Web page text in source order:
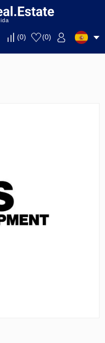
(0) (0)